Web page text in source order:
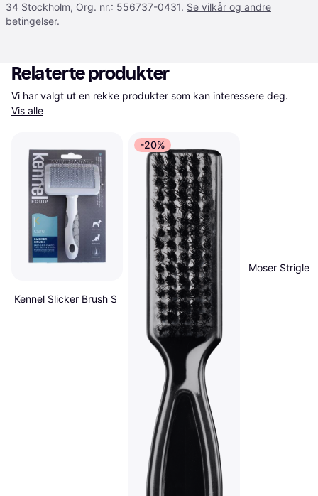
34 Stockholm, Org. nr.: 556737-0431. Se vilkår og andre
betingelser.
Relaterte produkter
Vis alle
Kennel Slicker Brush S
-20%
Moser Strigle